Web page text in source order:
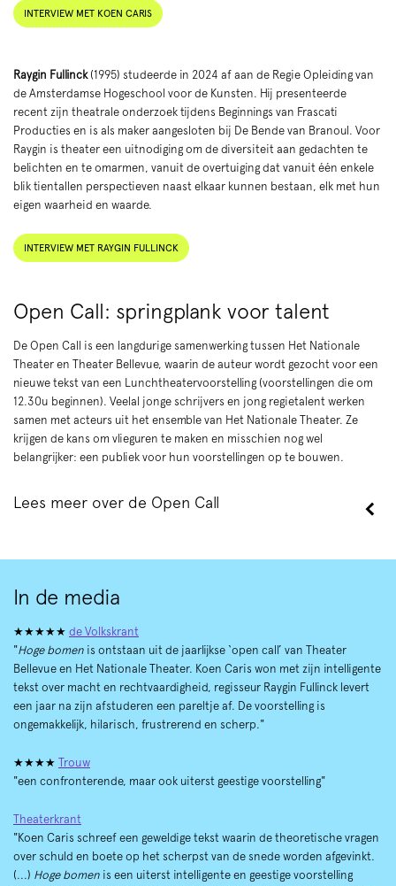
INTERVIEW MET KOEN CARIS
Raygin Fullinck (1995) studeerde in 2024 af aan de Regie Opleiding van
de Amsterdamse Hogeschool voor de Kunsten. Hij presenteerde
recent zijn theatrale onderzoek tijdens Beginnings van Frascati
Producties en is als maker aangesloten bij De Bende van Branoul. Voor
Raygin is theater een uitnodiging om de diversiteit aan gedachten te
belichten en te omarmen, vanuit de overtuiging dat vanuit één enkele
blik tientallen perspectieven naast elkaar kunnen bestaan, elk met hun
eigen waarheid en waarde.
INTERVIEW MET RAYGIN FULLINCK
Open Call: springplank voor talent
De Open Call is een langdurige samenwerking tussen Het Nationale
Theater en Theater Bellevue, waarin de auteur wordt gezocht voor een
nieuwe tekst van een Lunchtheatervoorstelling (voorstellingen die om
12.30u beginnen). Veelal jonge schrijvers en jong regietalent werken
samen met acteurs uit het ensemble van Het Nationale Theater. Ze
krijgen de kans om vlieguren te maken en misschien nog wel
belangrijker: een publiek voor hun voorstellingen op te bouwen.
Lees meer over de Open Call
In de media
★★★★★ de Volkskrant
"Hoge bomen is ontstaan uit de jaarlijkse ‘open call’ van Theater
Bellevue en Het Nationale Theater. Koen Caris won met zijn intelligente
tekst over macht en rechtvaardigheid, regisseur Raygin Fullinck levert
een jaar na zijn afstuderen een pareltje af. De voorstelling is
ongemakkelijk, hilarisch, frustrerend en scherp."
★★★★ Trouw
"een confronterende, maar ook uiterst geestige voorstelling"
Theaterkrant
"Koen Caris schreef een geweldige tekst waarin de theoretische vragen
over schuld en boete op het scherpst van de snede worden afgevinkt.
(...) Hoge bomen is een uiterst intelligente en geestige voorstelling
Inzoomen